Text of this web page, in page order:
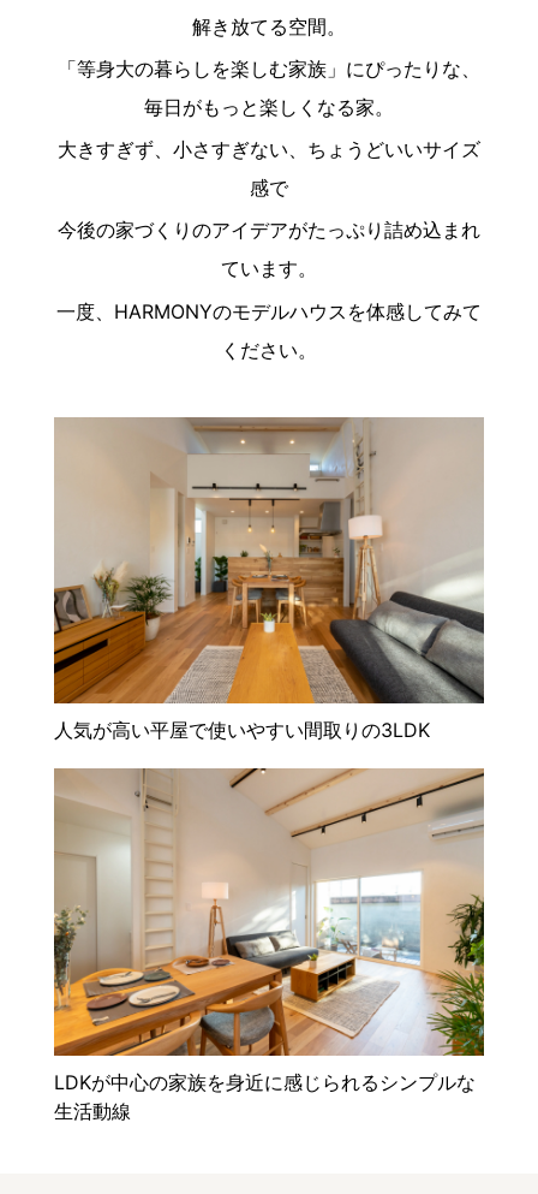
解き放てる空間。
「等身大の暮らしを楽しむ家族」にぴったりな、
毎日がもっと楽しくなる家。
大きすぎず、小さすぎない、ちょうどいいサイズ
感で
今後の家づくりのアイデアがたっぷり詰め込まれ
ています。
一度、HARMONYのモデルハウスを体感してみて
ください。
人気が高い平屋で使いやすい間取りの3LDK
LDKが中心の家族を身近に感じられるシンプルな
生活動線